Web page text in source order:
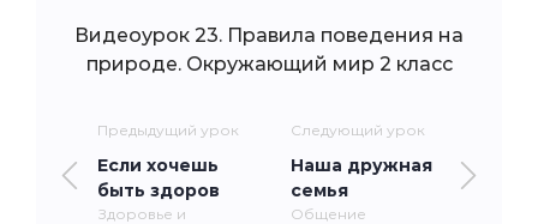
Видеоурок 23. Правила поведения на
природе. Окружающий мир 2 класс
Предыдущий урок
Если хочешь
быть здоров
Здоровье и
Следующий урок
Наша дружная
семья
Общение